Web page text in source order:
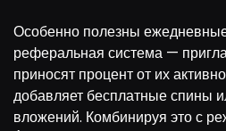
Особенно полезны
реферальная система —
приносят процент от их
добавляет бесплатные спины
вложений. Комбинируя это с